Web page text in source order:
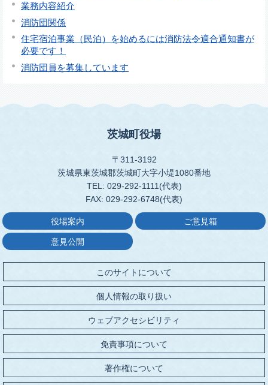
業務内容紹介
消防団関係
住宅宿泊事業（民泊）を始めるには消防法令適合通知書が
必要です！
消防団員を募集しています
茨城町役場
〒311-3192
茨城県東茨城郡茨城町大字小堤1080番地
TEL: 029-292-1111(代表)
FAX: 029-292-6748(代表)
役場案内 ご意見箱
意見公開
このサイトについて
個人情報の取り扱い
ウェブアクセシビリティ
免責事項について
著作権について